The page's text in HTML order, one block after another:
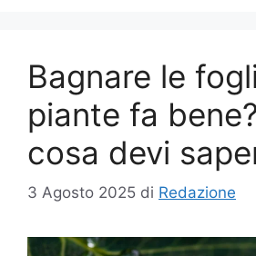
Bagnare le
piante fa
cosa devi
3 Agosto 2025 di Redazione